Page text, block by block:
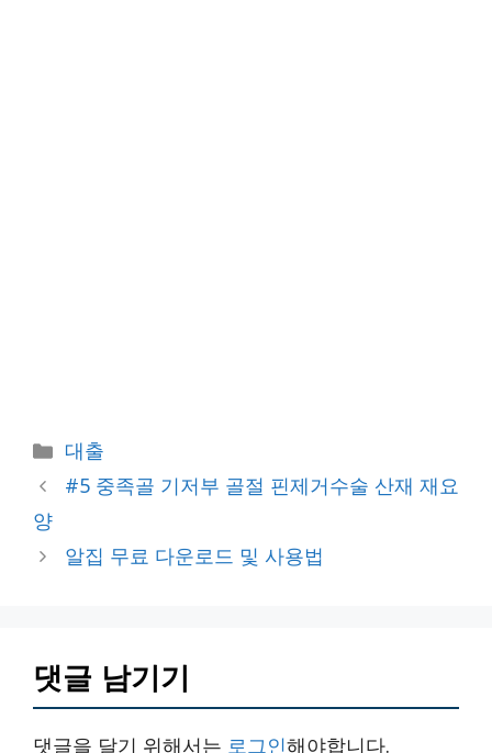
카
테
대출
#5 중족골 기저부 골절 핀제거수술 산재 재요
양
알집 무료 다운로드 및 사용법
댓글 남기기
댓글을 달기 위해서는 로그인해야합니다.